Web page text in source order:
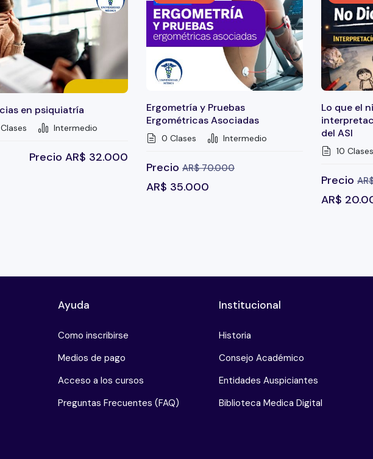
en psiquiatría
Intermedio
Precio AR$ 32.000
Ergometría y Pruebas
Ergométricas Asociadas
0 Clases Intermedio
Precio AR$70.000
AR$ 35.000
Lo que el
del ASI
10 Clases
Precio
AR$
Ayuda
Como inscribirse
Medios de pago
Acceso a los cursos
Preguntas Frecuentes (FAQ)
Institucional
Historia
Consejo Académico
Entidades Auspiciantes
Biblioteca Medica Digital